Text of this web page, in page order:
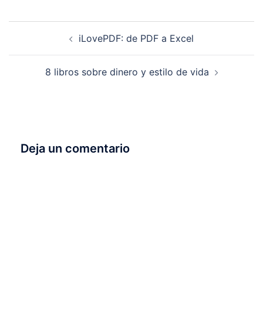
iLovePDF: de PDF a Excel
8 libros sobre dinero y estilo de vida
Deja un comentario